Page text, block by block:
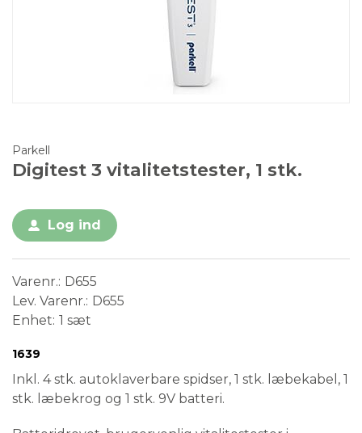
Parkell
Digitest 3 vitalitetstester, 1 stk.
Log ind
Varenr. D655
Lev. Varenr. D655
Enhet 1 sæt
Medical Device
1639
Inkl. 4 stk. autoklaverbare spidser, 1 stk. læbekabel, 1
stk. læbekrog og 1 stk. 9V batteri.